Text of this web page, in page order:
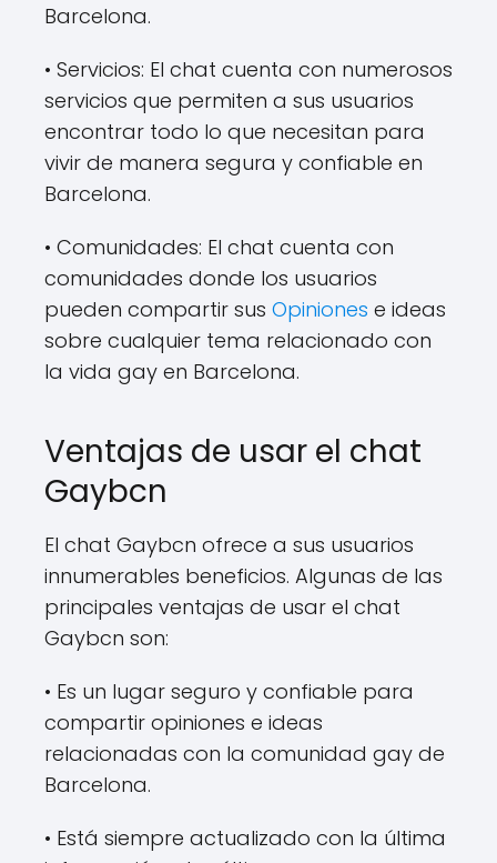
Barcelona.
• Servicios: El chat cuenta con numerosos
servicios que permiten a sus usuarios
encontrar todo lo que necesitan para
vivir de manera segura y confiable en
Barcelona.
• Comunidades: El chat cuenta con
comunidades donde los usuarios
pueden compartir sus Opiniones e ideas
sobre cualquier tema relacionado con
la vida gay en Barcelona.
Ventajas de usar el chat
Gaybcn
El chat Gaybcn ofrece a sus usuarios
innumerables beneficios. Algunas de las
principales ventajas de usar el chat
Gaybcn son:
• Es un lugar seguro y confiable para
compartir opiniones e ideas
relacionadas con la comunidad gay de
Barcelona.
• Está siempre actualizado con la última